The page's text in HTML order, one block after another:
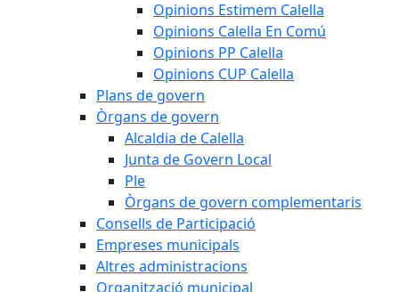
Opinions Estimem Calella
Opinions Calella En Comú
Opinions PP Calella
Opinions CUP Calella
Plans de govern
Òrgans de govern
Alcaldia de Calella
Junta de Govern Local
Ple
Òrgans de govern complementaris
Consells de Participació
Empreses municipals
Altres administracions
Organització municipal